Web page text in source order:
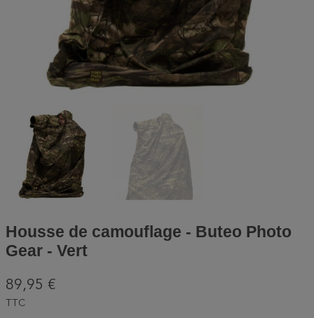
Housse de camouflage - Buteo Photo
Gear - Vert
89,95 €
TTC